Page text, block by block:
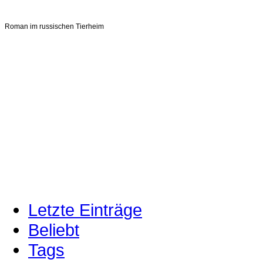
Roman im russischen Tierheim
Letzte Einträge
Beliebt
Tags